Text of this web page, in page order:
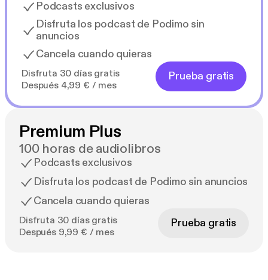
Podcasts exclusivos
Disfruta los podcast de Podimo sin
anuncios
Cancela cuando quieras
Disfruta 30 días gratis
Después 4,99 € / mes
Prueba gratis
Premium Plus
100 horas de audiolibros
Podcasts exclusivos
Disfruta los podcast de Podimo sin anuncios
Cancela cuando quieras
Disfruta 30 días gratis
Después 9,99 € / mes
Prueba gratis